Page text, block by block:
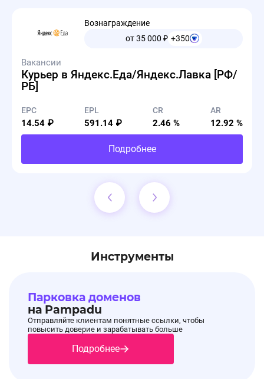
Срок действия: 11.08.2025 - 12.09.2025
Вознаграждение
от 35 000 ₽ +350
Вакансии
Курьер в Яндекс.Еда/Яндекс.Лавка [РФ/
РБ]
EPC
14.54 ₽
EPL
591.14 ₽
CR
2.46 %
AR
12.92 %
Подробнее
Инструменты
Парковка доменов
на Pampadu
Отправляйте клиентам понятные ссылки, чтобы
повысить доверие и зарабатывать больше
Подробнее